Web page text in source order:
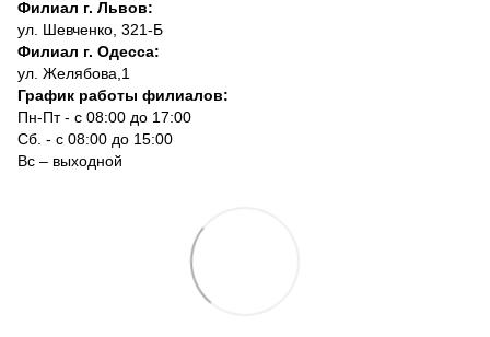
Филиал г. Львов:
ул. Шевченко, 321-Б
Филиал г. Одесса:
ул. Желябова,1
График работы филиалов:
Пн-Пт - с 08:00 до 17:00
Сб. - с 08:00 до 15:00
Вс – выходной